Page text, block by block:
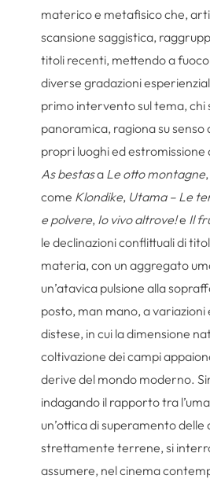
materico e metafisico che,
scansione saggistica,
titoli recenti, mettendo a
diverse gradazioni
primo intervento sul tema, chi
panoramica, ragiona su
propri luoghi ed estromissione
As bestasa Le otto montagne
come Klondike, Utama – Le
e polvere, Io vivo altrove!e Il
le declinazioni conflittuali di
materia, con un aggregato
un’atavica pulsione alla
posto, man mano, a variazioni
distese, in cui la dimensione
coltivazione dei campi
derive del mondo moderno.
indagando il rapporto tra
un’ottica di superamento delle
strettamente terrene, si
assumere, nel cinema